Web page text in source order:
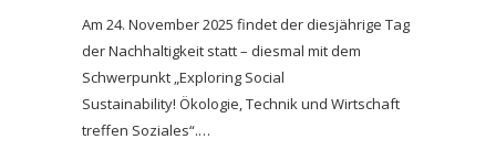
Am 24. November 2025 findet der diesjährige Tag
der Nachhaltigkeit statt – diesmal mit dem
Schwerpunkt „Exploring Social
Sustainability! Ökologie, Technik und Wirtschaft
treffen Soziales“.…